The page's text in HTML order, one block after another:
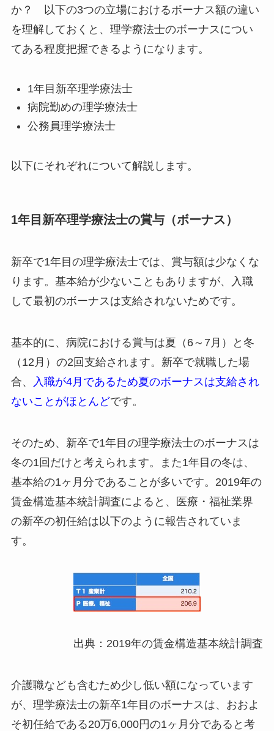
か？ 以下の3つの立場におけるボーナス額の違い
を理解しておくと、理学療法士のボーナスについ
てある程度把握できるようになります。
1年目新卒理学療法士
病院勤めの理学療法士
公務員理学療法士
以下にそれぞれについて解説します。
1年目新卒理学療法士の賞与（ボーナス）
新卒で1年目の理学療法士では、賞与額は少なくな
ります。基本給が少ないこともありますが、入職
して最初のボーナスは支給されないためです。
基本的に、病院における賞与は夏（6～7月）と冬
（12月）の2回支給されます。新卒で就職した場
合、
入職が4月であるため夏のボーナスは支給され
ないことがほとんどです。
そのため、新卒で1年目の理学療法士のボーナスは
冬の1回だけと考えられます。また1年目の冬は、
基本給の1ヶ月分であることが多いです。2019年の
賃金構造基本統計調査によると、医療・福祉業界
の新卒の初任給は以下のように報告されていま
す。
出典：2019年の賃金構造基本統計調査
介護職なども含むため少し低い額になっています
が、理学療法士の新卒1年目のボーナスは、おおよ
そ初任給である20万6,000円の1ヶ月分であると考